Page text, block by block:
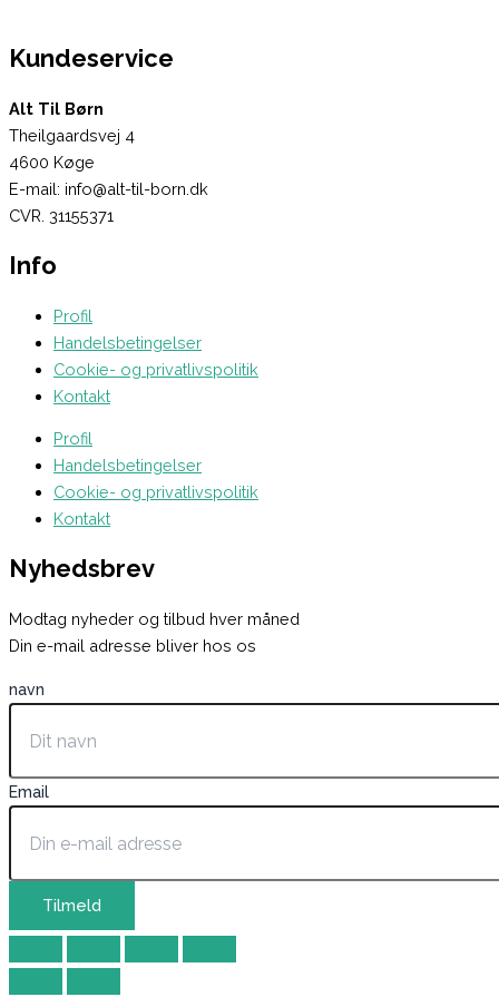
Kundeservice
Alt Til Børn
Theilgaardsvej 4
4600 Køge
E-mail: info@alt-til-born.dk
CVR. 31155371
Info
Profil
Handelsbetingelser
Cookie- og privatlivspolitik
Kontakt
Profil
Handelsbetingelser
Cookie- og privatlivspolitik
Kontakt
Nyhedsbrev
Modtag nyheder og tilbud hver måned
Din e-mail adresse bliver hos os
navn
Email
Tilmeld